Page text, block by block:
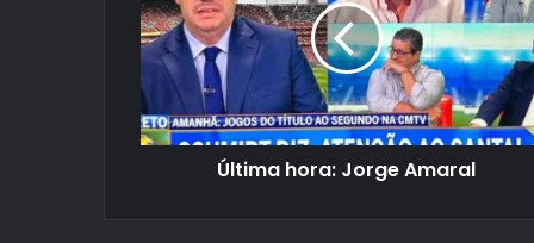
Última hora: Jorge Amaral